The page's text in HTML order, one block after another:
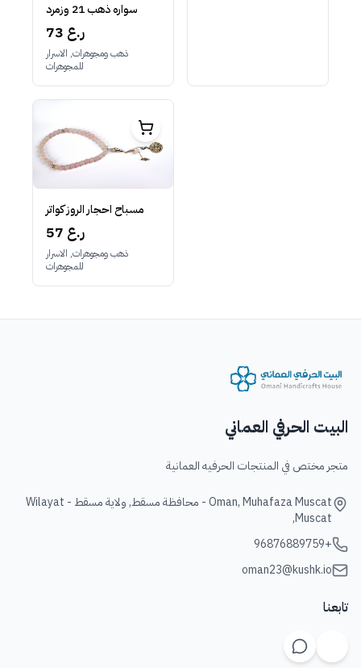
سواره ذهب 21 وزمرد
73 ر.ع
ذهب ومجوهرات, الاسرار
للمجوهرات
مسباح احجار الروز كواتر
57 ر.ع
ذهب ومجوهرات, الاسرار
للمجوهرات
البيت الحرفي العماني
متجر مختص في المنتجات الحرفيه العمانية
Oman, Muhafaza Muscat - محافظة مسقط, ولاية مسقط - Wilayat
Muscat,
+96876889759
oman23@kushk.io
تابعنا